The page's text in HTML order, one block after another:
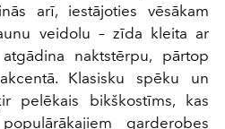
arī, iestājoties vēsākam
veidolu – zīda kleita ar
naktstērpu, pārtop
Klasisku spēku un
pelēkais bikškostīms, kas
garderobes